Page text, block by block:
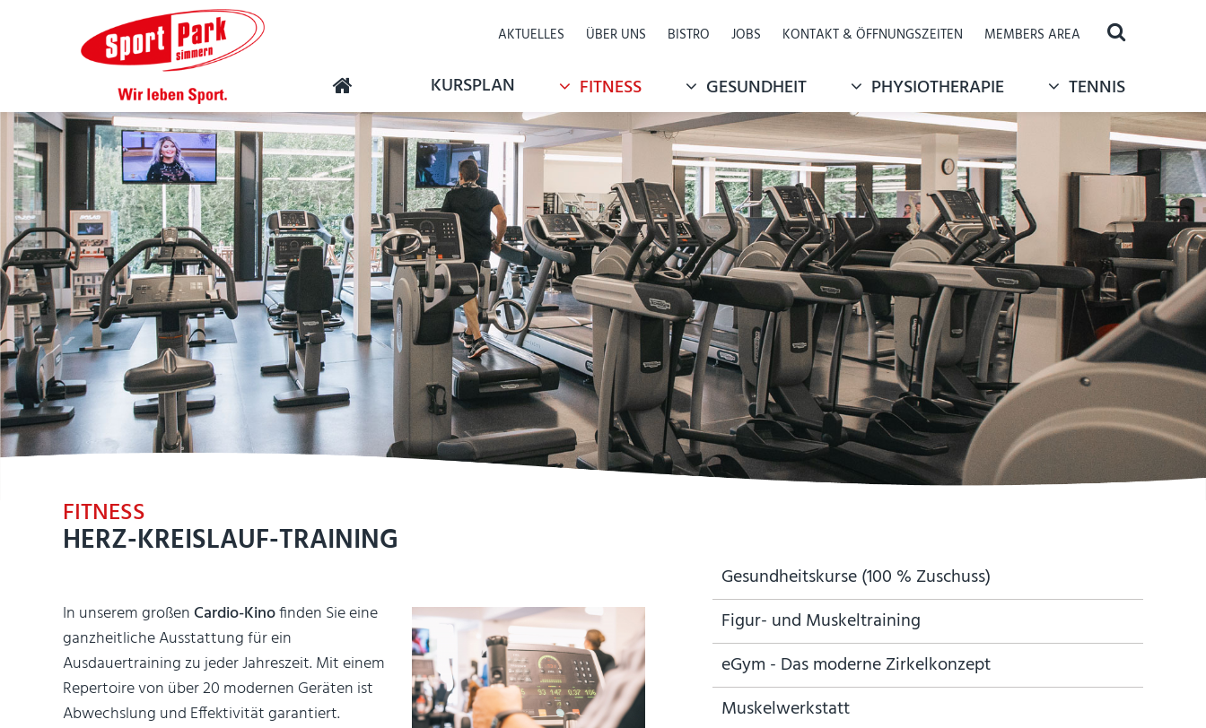
Navigation
AKTUELLES ÜBER UNS BISTRO JOBS KONTAKT & ÖFFNUNGSZEITEN MEMBERS AREA
überspringen
STARTSEITE KURSPLAN FITNESS GESUNDHEIT PHYSIOTHERAPIE TENNIS
FITNESS
HERZ-KREISLAUF-TRAINING
In unserem großenCardio-Kinofinden Sie eine
ganzheitliche Ausstattung für ein
Ausdauertraining zu jeder Jahreszeit. Mit einem
Repertoire von über 20 modernen Geräten ist
Abwechslung und Effektivität garantiert.
Navigation
Gesundheitskurse (100 % Zuschuss)
Figur- und Muskeltraining
eGym - Das moderne Zirkelkonzept
Muskelwerkstatt